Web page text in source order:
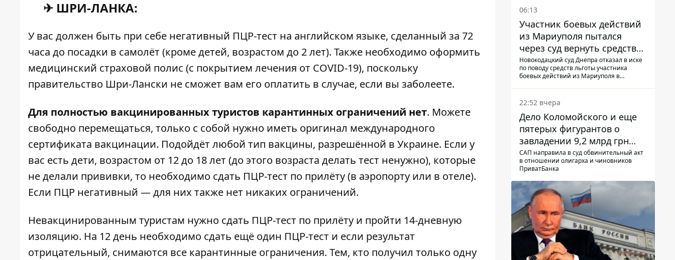
✈ ШРИ-ЛАНКА:
У вас должен быть при себе негативный ПЦР-тест на английском языке, сделанный за 72
часа до посадки в самолёт (кроме детей, возрастом до 2 лет). Также необходимо оформить
медицинский страховой полис (с покрытием лечения от COVID-19), поскольку
правительство Шри-Лански не сможет вам его оплатить в случае, если вы заболеете.
Для полностью вакцинированных туристов карантинных ограничений нет. Можете
свободно перемещаться, только с собой нужно иметь оригинал международного
сертификата вакцинации. Подойдёт любой тип вакцины, разрешённой в Украине. Если у
вас есть дети, возрастом от 12 до 18 лет (до этого возраста делать тест ненужно), которые
не делали прививки, то необходимо сдать ПЦР-тест по прилёту (в аэропорту или в отеле).
Если ПЦР негативный — для них также нет никаких ограничений.
Невакцинированным туристам нужно сдать ПЦР-тест по прилёту и пройти 14-дневную
изоляцию. На 12 день необходимо сдать ещё один ПЦР-тест и если результат
отрицательный, снимаются все карантинные ограничения. Тем, кто получил только одну
06:13
Участник боевых действий
из Мариуполя пытался
через суд вернуть средства
субсидии со счета в
Ощадбанке – каким было
Новокодацкий суд Днепра отказал в иске
по поводу средств льготы участника
боевых действий из Мариуполя в
22:52 вчера
Дело Коломойского и еще
пятерых фигурантов о
завладении 9,2 млрд грн
ПриватБанка направили в
суд
САП направила в суд обвинительный акт
в отношении олигарха и чиновников
ПриватБанка